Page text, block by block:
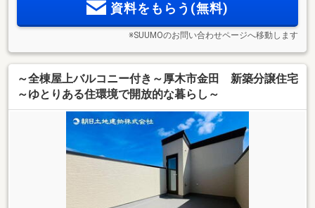
資料をもらう(無料)
※SUUMOのお問い合わせページへ移動します
～全棟屋上バルコニー付き～厚木市金田 新築分譲住宅
～ゆとりある住環境で開放的な暮らし～